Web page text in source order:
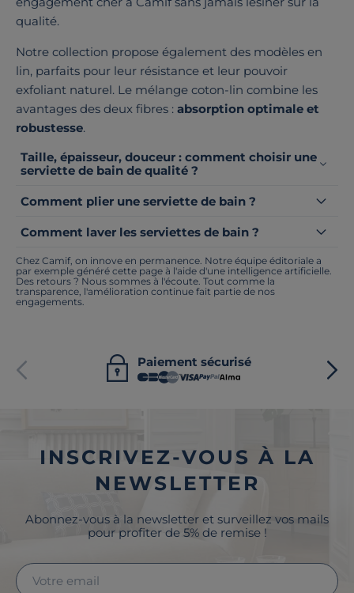
qualité.
Notre collection propose également des modèles en
lin, parfaits pour leur résistance et leur pouvoir
exfoliant naturel. Le mélange coton-lin combine les
avantages des deux fibres : absorption optimale et
robustesse.
Taille, épaisseur, douceur : comment choisir une
serviette de bain de qualité ?
Comment plier une serviette de bain ?
Comment laver les serviettes de bain ?
Chez Camif, on innove en permanence. Notre équipe éditoriale a
par exemple généré cette page à l'aide d'une intelligence artificielle.
Des retours ? Nous sommes à l'écoute. Tout comme la
transparence, l'amélioration continue fait partie de nos
engagements.
Paiement sécurisé
INSCRIVEZ-VOUS À LA
NEWSLETTER
Abonnez-vous à la newsletter et surveillez vos mails
pour profiter de 5% de remise !